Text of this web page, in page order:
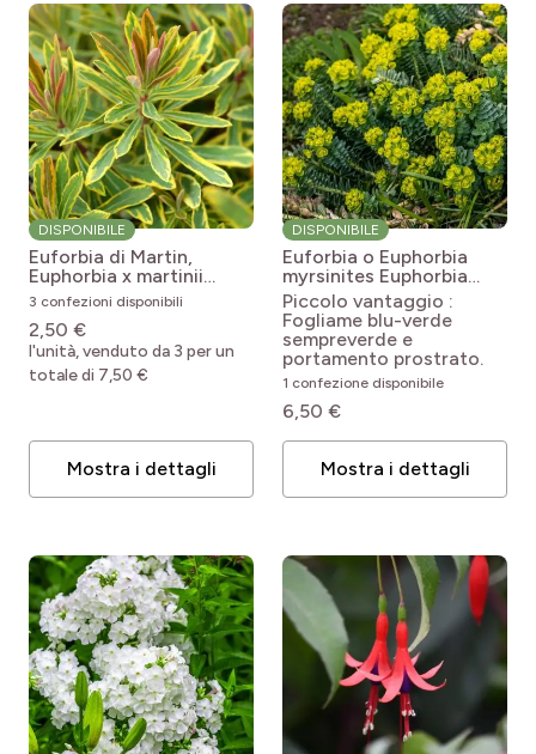
DISPONIBILE
Euforbia di Martin,
Euphorbia x martinii
Ascot Rainbow
Euphorbia x martinii
Ascot Rainbow
3 confezioni disponibili
2,50 €
l'unità, venduto da 3 per un
totale di 7,50 €
Mostra i dettagli
DISPONIBILE
Euforbia o Euphorbia
myrsinites Euphorbia
myrsinites
Piccolo vantaggio :
Fogliame blu-verde
sempreverde e
portamento prostrato.
1 confezione disponibile
6,50 €
Mostra i dettagli